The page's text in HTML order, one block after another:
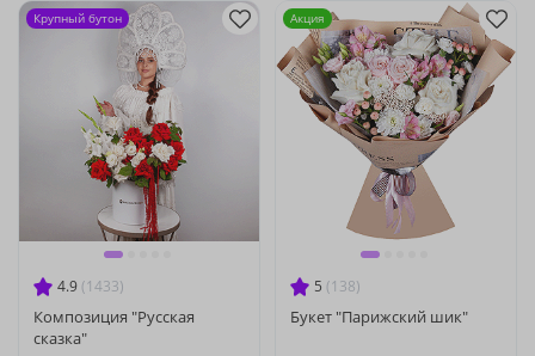
4.9 (1433)
Композиция "Русская
сказка"
Крупный бутон
5 (138)
Букет "Парижский шик"
Акция